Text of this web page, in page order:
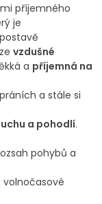
příjemného
je
vzdušné
a příjemná na
a stále si
a pohodlí.
pohybů a